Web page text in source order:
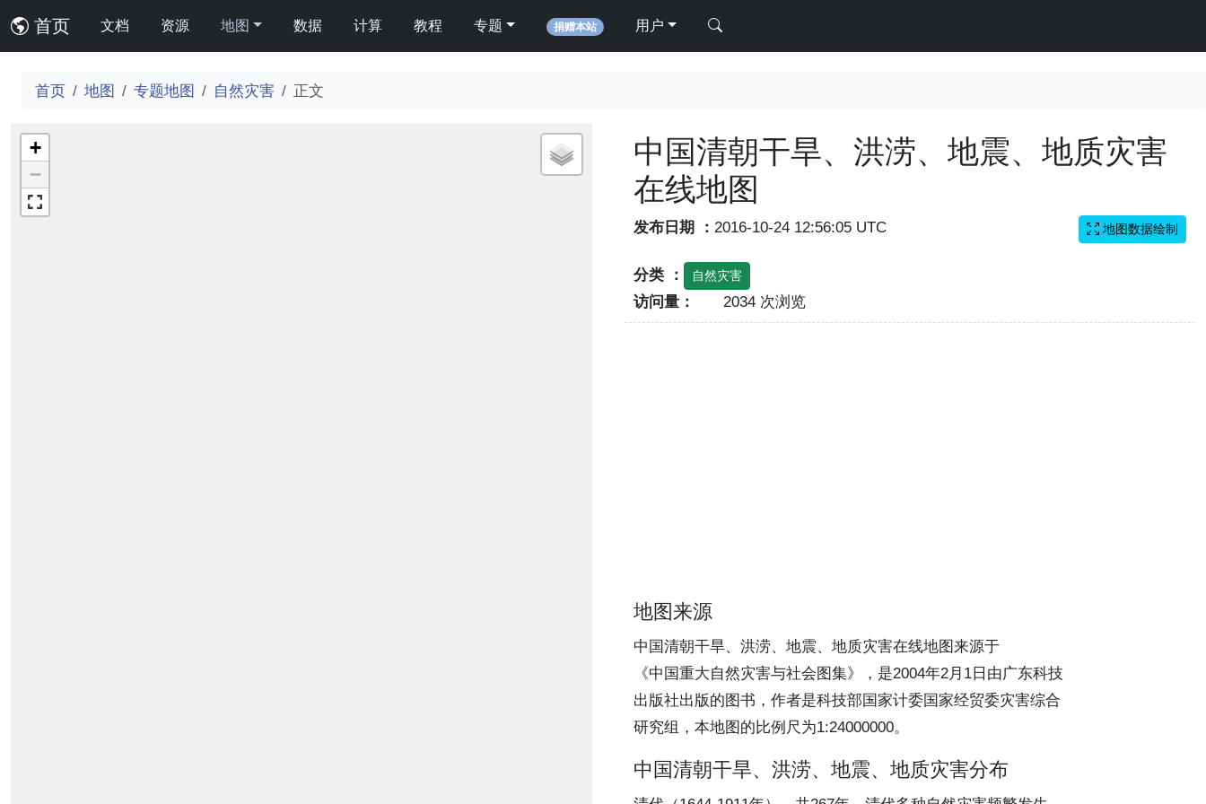
首页 文档 资源 地图 数据 计算 教程 专题 捐赠本站 用户
首页 地图 专题地图 自然灾害 正文
+
−
中国清朝干旱、洪涝、地震、地质灾害
在线地图
发布日期 ： 2016-10-24 12:56:05 UTC
分类 ： 自然灾害
访问量： 2034 次浏览
地图数据绘制
地图来源
中国清朝干旱、洪涝、地震、地质灾害在线地图来源于
《中国重大自然灾害与社会图集》，是2004年2月1日由广东科技
出版社出版的图书，作者是科技部国家计委国家经贸委灾害综合
研究组，本地图的比例尺为1:24000000。
中国清朝干旱、洪涝、地震、地质灾害分布